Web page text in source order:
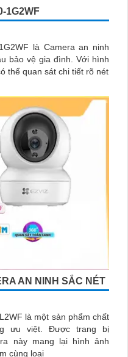
1G2WF
là Camera an ninh
gia đình. Với hình
thể quan sát chi tiết rõ nét
AN NINH SẮC NÉT
là một sản phẩm chất
trang bị
này mang lại hình ảnh
cùng loại